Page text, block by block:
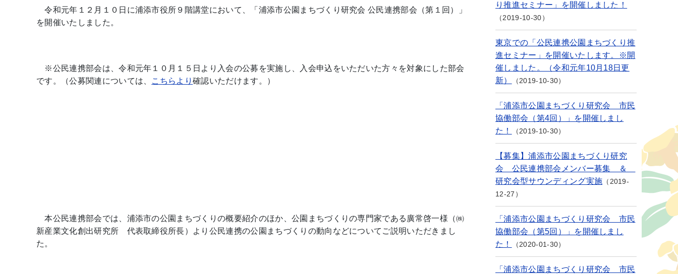
令和元年１２月１０日に浦添市役所９階講堂において、「浦添市公園まちづくり研究会 公民連携部会（第１回）」
を開催いたしました。
※公民連携部会は、令和元年１０月１５日より入会の公募を実施し、入会申込をいただいた方々を対象にした部会
です。（公募関連については、 こちらより確認いただけます。）
本公民連携部会では、浦添市の公園まちづくりの概要紹介のほか、公園まちづくりの専門家である廣常啓一様（㈱
新産業文化創出研究所 代表取締役所長）より公民連携の公園まちづくりの動向などについてご説明いただきまし
た。
り推進セミナー」を開催しました！
2019-10-30
東京での「公民連携公園まちづくり推
進セミナー」を開催いたします。※開
催しました。（令和元年10月18日更
新）
2019-10-30
「浦添市公園まちづくり研究会 市民
協働部会（第4回）」を開催しまし
た！
2019-10-30
【募集】浦添市公園まちづくり研究
会 公民連携部会メンバー募集 ＆
研究会型サウンディング実施
2019-
12-27
「浦添市公園まちづくり研究会 市民
協働部会（第5回）」を開催しまし
た！
2020-01-30
「浦添市公園まちづくり研究会 市民